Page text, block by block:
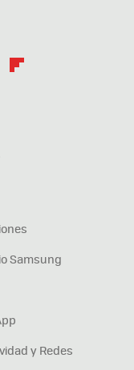
Samsung
y Redes